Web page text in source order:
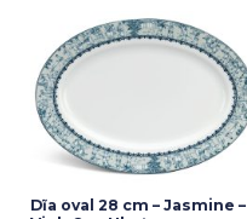
Dĩa oval 28 cm – Jasmine –